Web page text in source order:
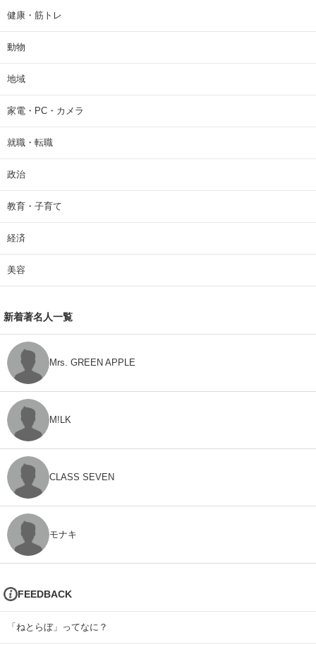
健康・筋トレ
動物
地域
家電・PC・カメラ
就職・転職
政治
教育・子育て
経済
美容
新着著名人一覧
Mrs. GREEN APPLE
M!LK
CLASS SEVEN
モナキ
FEEDBACK
「ねとらぼ」ってなに？